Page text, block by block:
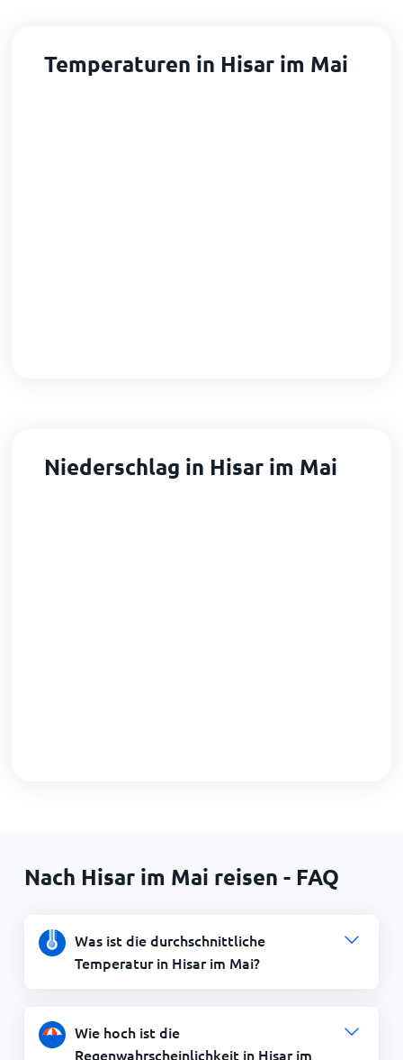
Temperaturen in Hisar im Mai
Niederschlag in Hisar im Mai
Nach Hisar im Mai reisen - FAQ
Was ist die durchschnittliche
Temperatur in Hisar im Mai?
Wie hoch ist die
Regenwahrscheinlichkeit in Hisar im